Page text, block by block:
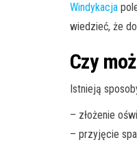
Windykacja
wiedzieć, że
Czy
Istnieją
– złożenie
– przyjęcie